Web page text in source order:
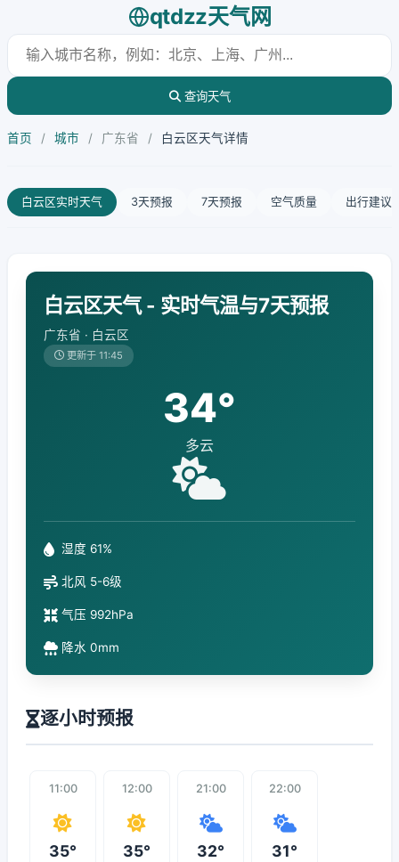
qtdzz天气网
查询天气
首页 / 城市 / 广东省 / 白云区天气详情
白云区实时天气 3天预报 7天预报 空气质量 出行建议
白云区天气 - 实时气温与7天预报
广东省 · 白云区
更新于 11:45
34°
多云
湿度 61%
北风 5-6级
气压 992hPa
降水 0mm
逐小时预报
11:00
35°
12:00
35°
21:00
32°
22:00
31°